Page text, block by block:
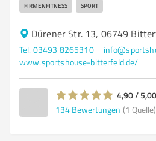
FIRMENFITNESS SPORT
Dürener Str. 13, 06749
Tel. 03493 8265310
www.sportshouse-bitterfeld.de/
4,90 / 5,00
134 Bewertungen (1 Quelle)